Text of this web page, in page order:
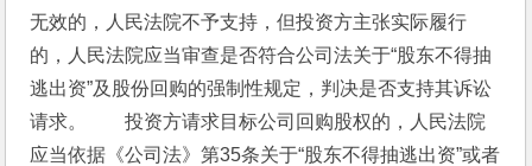
无效的，人民法院不予支持，但投资方主张实际履行
的，人民法院应当审查是否符合公司法关于“股东不得抽
逃出资”及股份回购的强制性规定，判决是否支持其诉讼
请求。　　投资方请求目标公司回购股权的，人民法院
应当依据《公司法》第35条关于“股东不得抽逃出资”或者